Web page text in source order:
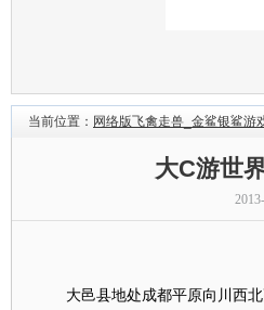
当前位置： 网络版飞禽走兽_金鲨银鲨游
大C游世
大邑县地处成都平原向川西北